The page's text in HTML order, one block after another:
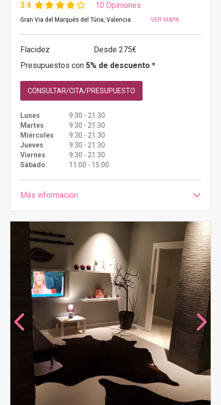
3.4 10 Opiniones
Gran Via del Marqués del Túria, Valencia VER MAPA
Flacidez
Desde 275€
Presupuestos con 5% de descuento *
CONSULTAR/CITA/PRESUPUESTO
Lunes
9:30 - 21:30
Martes
9:30 - 21:30
Miércoles
9:30 - 21:30
Jueves
9:30 - 21:30
Viernes
9:30 - 21:30
Sábado
11:00 - 15:00
Más información